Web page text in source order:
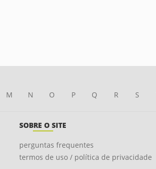
M N O P Q R S
SOBRE O SITE
perguntas frequentes
termos de uso / política de privacidade